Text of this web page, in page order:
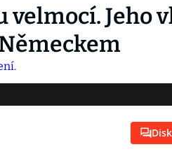
velmocí. Jeho